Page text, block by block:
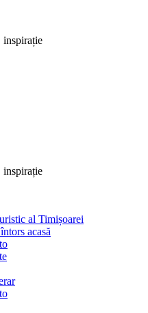
inspirație
inspirație
al Timișoarei
acasă